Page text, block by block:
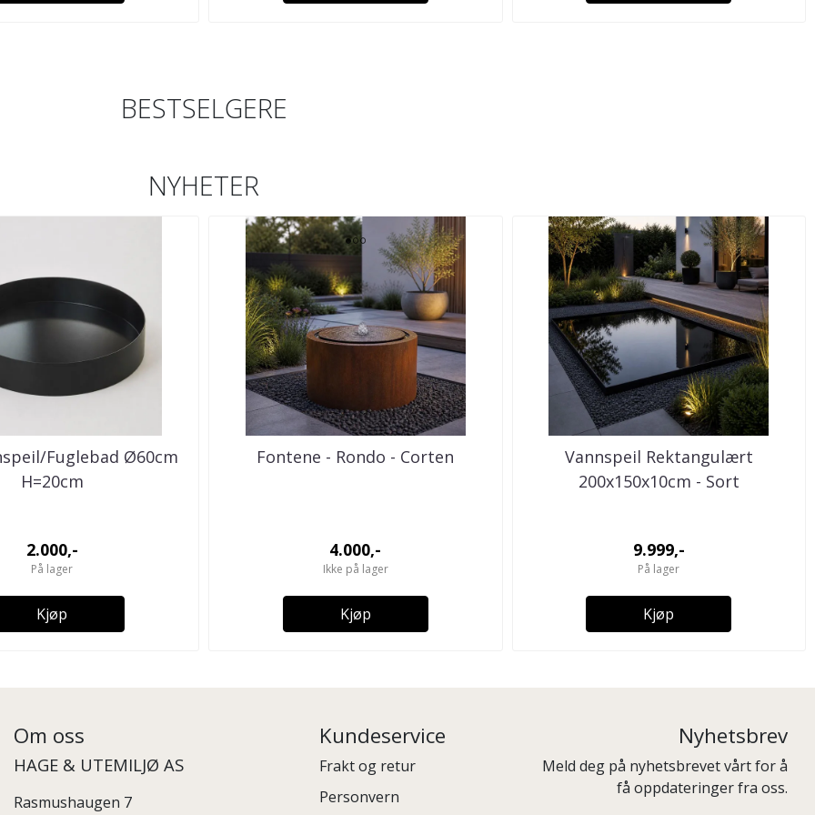
BESTSELGERE
NYHETER
Fuglebad Ø60cm
H=20cm
2.000,-
På lager
Kjøp
Fontene - Rondo - Corten
4.000,-
Ikke på lager
Kjøp
Vannspeil Rektangulært
200x150x10cm - Sort
9.999,-
På lager
Kjøp
Om oss
HAGE & UTEMILJØ AS
Rasmushaugen 7
Kundeservice
Frakt og retur
Personvern
Nyhetsbrev
Meld deg på nyhetsbrevet vårt for å
få oppdateringer fra oss.